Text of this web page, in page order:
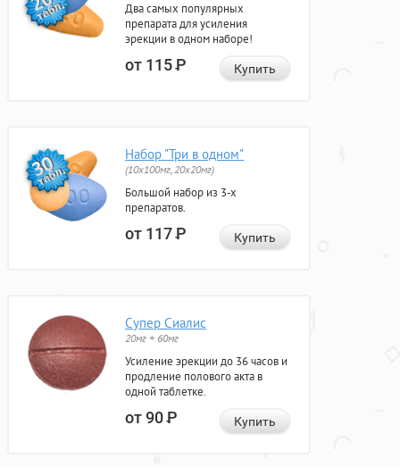
Два самых популярных
препарата для усиления
эрекции в одном наборе!
от 115Р Купить
Набор "Три в одном"
(10x100мг, 20x20мг)
Большой набор из 3-х
препаратов.
от 117Р Купить
Супер Сиалис
20мг + 60мг
Усиление эрекции до 36 часов и
продление полового акта в
одной таблетке.
от 90Р Купить